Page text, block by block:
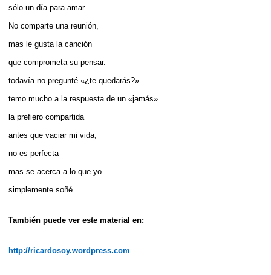
sólo un día para amar.
No comparte una reunión,
mas le gusta la canción
que comprometa su pensar.
todavía no pregunté «¿te quedarás?».
temo mucho a la respuesta de un «jamás».
la prefiero compartida
antes que vaciar mi vida,
no es perfecta
mas se acerca a lo que yo
simplemente soñé
También puede ver este material en:
http://ricardosoy.wordpress.com